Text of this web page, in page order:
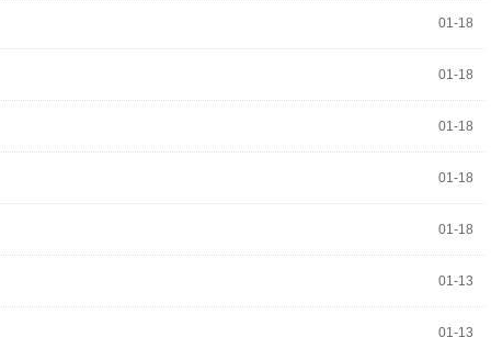
01-18
01-18
01-18
01-18
01-18
01-13
01-13